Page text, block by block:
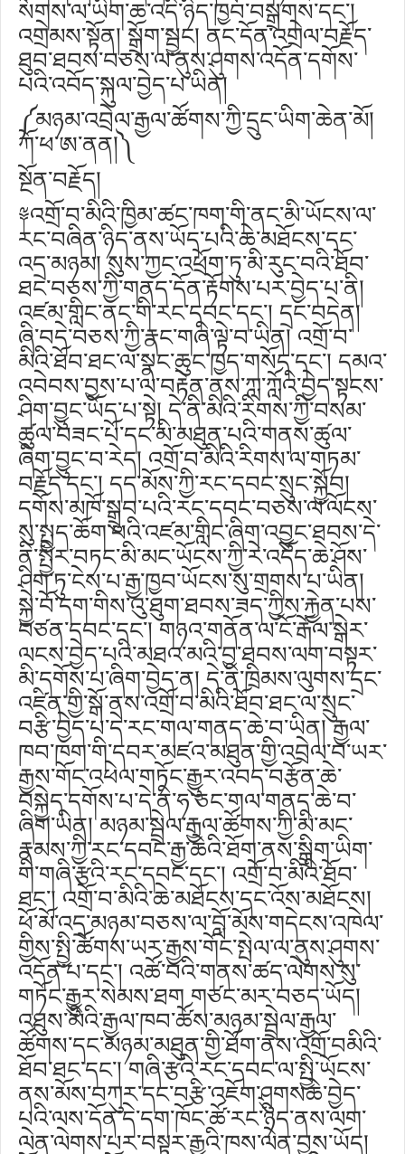
སོགས་ལ་ཡིག་ཆ་འདི་ཉིད་ཁྱབ་བསྒྲགས་དང༌།
འགྲེམས་སྟོན། སྒྲོག་སྦྱང། ནང་དོན་འགྲེལ་བརྗོད་
ཐུབ་ཐབས་བཅས་ལ་ནུས་ཤུགས་འདོན་དགོས་
པའི་འབོད་སྐུལ་བྱེད་པ་ཡིན།
༼མཉམ་འབྲེལ་རྒྱལ་ཚོགས་ཀྱི་དྲུང་ཡིག་ཆེན་མོ།
ཀོ་ཕ་ཨ་ནན།༽
སྔོན་བརྗོད།
༈འགྲོ་བ་མིའི་ཁྱིམ་ཚང་ཁག་གི་ནང་མི་ཡོངས་ལ་
རང་བཞིན་ཉིད་ནས་ཡོད་པའི་ཆེ་མཐོངས་དང་
འདྲ་མཉམ། སུས་ཀྱང་འཕྲོག་ཏུ་མི་རུང་བའི་ཐོབ་
ཐང་བཅས་ཀྱི་གནད་དོན་རྟོགས་པར་བྱེད་པ་ནི།
འཛམ་གླིང་ནང་གི་རང་དབང་དང༌། དྲང་བདེན།
ཞི་བདེ་བཅས་ཀྱི་རྣང་གཞི་ལྟེ་བ་ཡིན། འགྲོ་བ་
མིའི་ཐོབ་ཐང་ལ་སྣང་ཆུང་ཁྱད་གསོད་དང༌། དམའ་
འབེབས་བྱས་པ་ལ་བརྟེན་ནས་ཀླ་ཀློའི་བྱེད་སྟངས་
ཤིག་བྱུང་ཡོད་པ་སྟེ། དེ་ནི་མིའི་རིགས་ཀྱི་བསམ་
ཚུལ་བཟང་པོ་དང་མི་མཐུན་པའི་གནས་ཚུལ་
ཞིག་བྱུང་བ་རེད། འགྲོ་བ་མིའི་རིགས་ལ་གཏམ་
བརྗོད་དང༌། དད་མོས་ཀྱི་རང་དབང་སྲུང་སྐྱོབ།
དགོས་མཁོ་སྒྲུབ་པའི་རང་དབང་བཅས་ལ་ལོངས་
སུ་སྤྱད་ཆོག་པའི་འཛམ་གླིང་ཞིག་འབྱུང་ཐབས་དེ་
ནི་སྤྱིར་བཏང་མི་མང་ཡོངས་ཀྱི་རེ་འདོད་ཆེ་ཤོས་
ཤིག་ཏུ་ངེས་པ་རྒྱ་ཁྱབ་ཡོངས་སུ་གྲགས་པ་ཡིན།
སྐྱེ་བོ་དག་གིས་འུ་ཐུག་ཐབས་ཟད་ཀྱིས་རྐྱེན་པས་
བཙན་དབང་དང༌། གཉའ་གནོན་ལ་ངོ་རྒོལ་སྒེར་
ལངས་བྱེད་པའི་མཐའ་མའི་བྱ་ཐབས་ལག་བསྟར་
མི་དགོས་པ་ཞིག་བྱེད་ན། དེ་ནི་ཁྲིམས་ལུགས་དྲང་
འཛིན་གྱི་སྒོ་ནས་འགྲོ་བ་མིའི་ཐོབ་ཐང་ལ་སྲུང་
བརྩི་བྱེད་པ་དེ་རང་གལ་གནད་ཆེ་བ་ཡིན། རྒྱལ་
ཁབ་ཁག་གི་དབར་མཛའ་མཐུན་གྱི་འབྲེལ་བ་ཡར་
རྒྱས་གོང་འཕེལ་གཏོང་རྒྱུར་འབད་བརྩོན་ཆེ་
བསྐྱེད་དགོས་པ་དེ་ནི་ཧ་ཅང་གལ་གནད་ཆེ་བ་
ཞིག་ཡིན། མཉམ་སྦྲེལ་རྒྱལ་ཚོགས་ཀྱི་མི་མང་
རྣམས་ཀྱི་རང་དབང་རྒྱ་ཆེའི་ཐོག་ནས་སྒྲིག་ཡིག་
གི་གཞི་རྩའི་རང་དབང་དང༌། འགྲོ་བ་མིའི་ཐོབ་
ཐང༌། འགྲོ་བ་མིའི་ཆེ་མཐོངས་དང་འོས་མཐོངས།
ཕོ་མོ་འདྲ་མཉམ་བཅས་ལ་བློ་མོས་གདེངས་འཁེལ་
གྱིས་སྤྱི་ཚོགས་ཡར་རྒྱས་གོང་སྤེལ་ལ་ནུས་ཤུགས་
འདོན་པ་དང༌། འཚོ་བའི་གནས་ཚད་ལེགས་སུ་
གཏོང་རྒྱུར་སེམས་ཐག གཙང་མར་བཅད་ཡོད།
འཐུས་མིའི་རྒྱལ་ཁབ་ཚོས་མཉམ་སྦྲེལ་རྒྱལ་
ཚོགས་དང་མཉམ་མཐུན་གྱི་ཐོག་ནས་འགྲོ་བམིའི་
ཐོབ་ཐང་དང༌། གཞི་རྩའི་རང་དབང་ལ་སྤྱི་ཡོངས་
ནས་མོས་བཀུར་དང་བརྩི་འཇོག་ཤུགསཆེ་བྱེད་
པའི་ལས་དོན་དེ་དག་ཁོང་ཚོ་རང་ཉིད་ནས་ལག་
ལེན་ལེགས་པར་བསྟར་རྒྱུའི་ཁས་ལེན་བྱས་ཡོད།